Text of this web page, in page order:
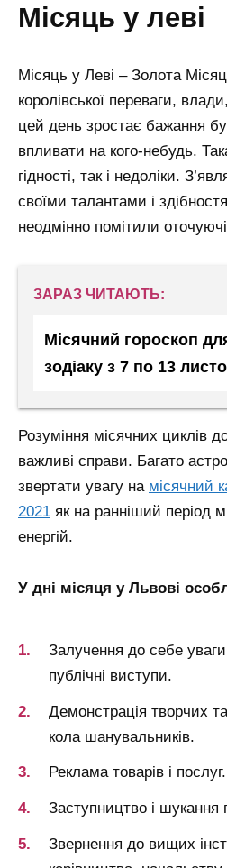
місяць у леві
Місяць у Леві – Золота
королівської переваги,
цей день зростає бажання
впливати на кого-небудь.
гідності, так і недоліки.
своїми талантами і
неодмінно помітили
ЗАРАЗ ЧИТАЮТЬ:
Місячний гороскоп
зодіаку з 7 по 13
Розуміння місячних циклів
важливі справи. Багато
звертати увагу на місячний
2021 як на ранніший період
енергій.
У дні місяця у Львові
Залучення до себе
публічні виступи.
Демонстрація творчих
кола шанувальників.
Реклама товарів і послуг.
Заступництво і шукання
Звернення до вищих